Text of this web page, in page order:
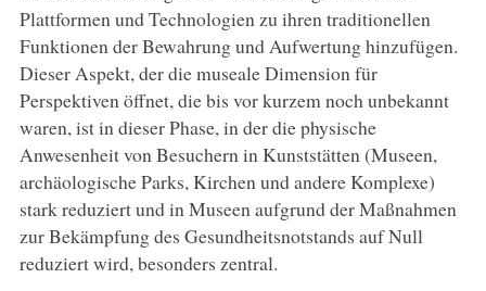
Plattformen und Technologien zu ihren traditionellen
Funktionen der Bewahrung und Aufwertung hinzufügen.
Dieser Aspekt, der die museale Dimension für
Perspektiven öffnet, die bis vor kurzem noch unbekannt
waren, ist in dieser Phase, in der die physische
Anwesenheit von Besuchern in Kunststätten (Museen,
archäologische Parks, Kirchen und andere Komplexe)
stark reduziert und in Museen aufgrund der Maßnahmen
zur Bekämpfung des Gesundheitsnotstands auf Null
reduziert wird, besonders zentral.